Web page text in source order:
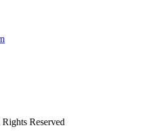
Reserved